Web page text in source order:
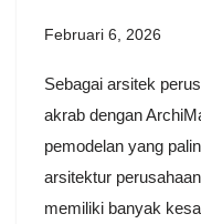
Februari 6, 2026
Sebagai arsitek
akrab dengan
pemodelan yang
arsitektur
memiliki banyak